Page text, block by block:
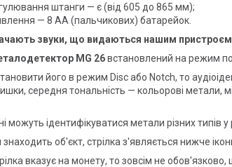
штанги — є (від 605 до 865 мм);
— 8 AA (пальчикових) батарейок.
звуки, що видаються нашим
MG 26встановлений на режим
його в режим Disc або Notch, то
середня тональність — кольорові метали,
можуть ідентифікуватися метали різних типів у
знаходить об'єкт, стрілка з'являється нижче
вказує на монету, то зовсім не